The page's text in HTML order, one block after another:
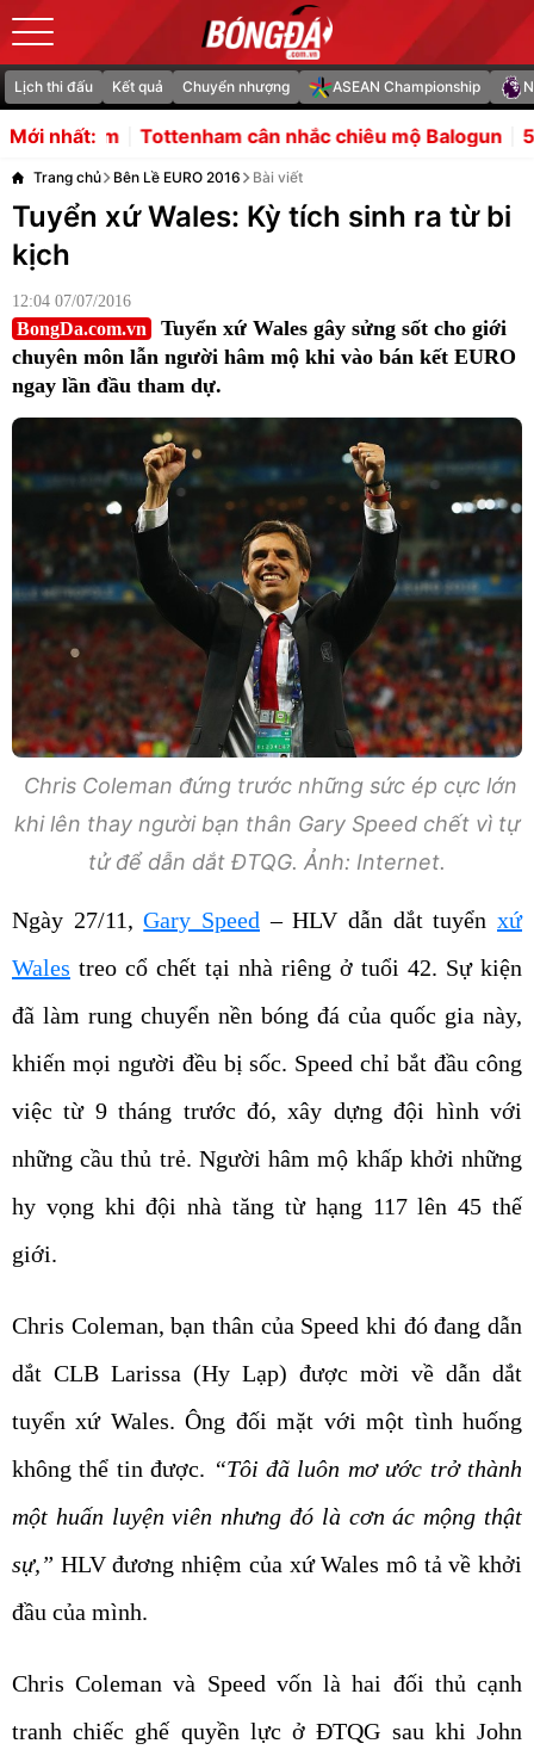
Lịch thi đấu Kết quả Chuyển nhượng ASEAN Championship
Mới nhất:cân nhắc chiêu mộ Balogun 5 điểm nhấn tiền
Trang chủ Bên Lề EURO 2016 Bài viết
Tuyển xứ Wales: Kỳ tích sinh ra từ bi
kịch
12:04 07/07/2016
BongDa.com.vn
Tuyển xứ Wales gây sửng sốt cho giới
chuyên môn lẫn người hâm mộ khi vào bán kết EURO
ngay lần đầu tham dự.
Chris Coleman đứng trước những sức ép cực lớn
khi lên thay người bạn thân Gary Speed chết vì tự
tử để dẫn dắt ĐTQG. Ảnh: Internet.
Ngày 27/11,Gary Speed – HLV dẫn dắt tuyểnxứ
Wales treo cổ chết tại nhà riêng ở tuổi 42. Sự kiện
đã làm rung chuyển nền bóng đá của quốc gia này,
khiến mọi người đều bị sốc. Speed chỉ bắt đầu công
việc từ 9 tháng trước đó, xây dựng đội hình với
những cầu thủ trẻ. Người hâm mộ khấp khởi những
hy vọng khi đội nhà tăng từ hạng 117 lên 45 thế
giới.
Chris Coleman, bạn thân của Speed khi đó đang dẫn
dắt CLB Larissa (Hy Lạp) được mời về dẫn dắt
tuyển xứ Wales. Ông đối mặt với một tình huống
không thể tin được. “Tôi đã luôn mơ ước trở thành
một huấn luyện viên nhưng đó là cơn ác mộng thật
sự,” HLV đương nhiệm của xứ Wales mô tả về khởi
đầu của mình.
Chris Coleman và Speed vốn là hai đối thủ cạnh
tranh chiếc ghế quyền lực ở ĐTQG sau khi John